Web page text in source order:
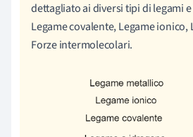
dettagliato ai diversi tipi di legami
Legame covalente, Legame ionico,
Forze intermolecolari.